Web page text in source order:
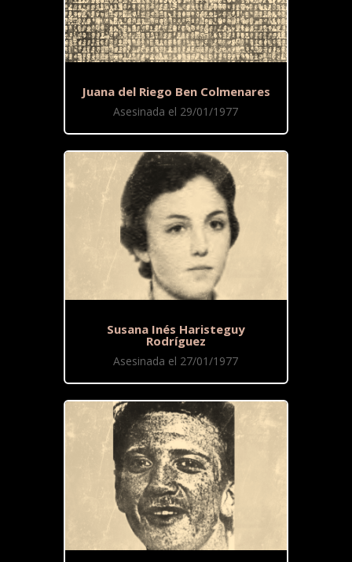
Juana del Riego Ben Colmenares
Asesinada el 29/01/1977
Susana Inés Haristeguy
Rodríguez
Asesinada el 27/01/1977